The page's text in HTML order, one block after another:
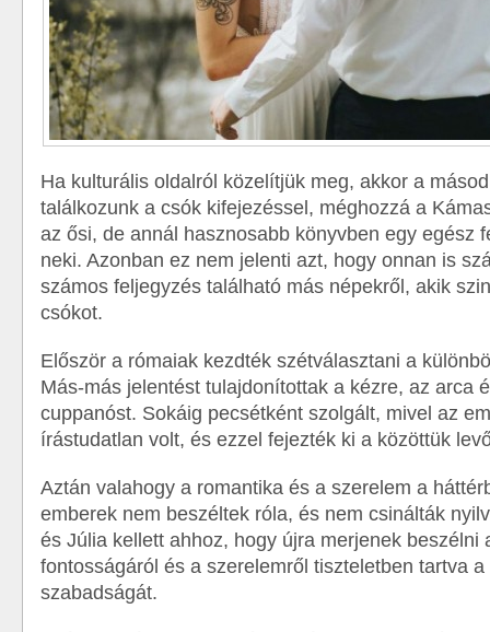
Ha kulturális oldalról közelítjük meg, akkor a
találkozunk a csók kifejezéssel, méghozzá a
az ősi, de annál hasznosabb könyvben egy egész
neki. Azonban ez nem jelenti azt, hogy onnan is
számos feljegyzés található más népekről, akik
csókot.
Először a rómaiak kezdték szétválasztani a
Más-más jelentést tulajdonítottak a kézre, az arca
cuppanóst. Sokáig pecsétként szolgált, mivel az
írástudatlan volt, és ezzel fejezték ki a közöttük
Aztán valahogy a romantika és a szerelem a
emberek nem beszéltek róla, és nem csinálták
és Júlia kellett ahhoz, hogy újra merjenek beszélni
fontosságáról és a szerelemről tiszteletben tartva a
szabadságát.